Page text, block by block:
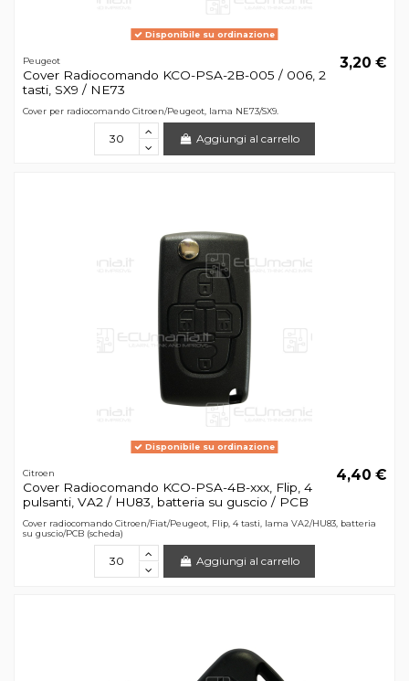
Disponibile su ordinazione
Peugeot
Cover Radiocomando KCO-PSA-2B-005 / 006, 2
tasti, SX9 / NE73
3,20 €
Cover per radiocomando Citroen/Peugeot, lama NE73/SX9.
Aggiungi al carrello
Disponibile su ordinazione
Citroen
Cover Radiocomando KCO-PSA-4B-xxx, Flip, 4
pulsanti, VA2 / HU83, batteria su guscio / PCB
4,40 €
Cover radiocomando Citroen/Fiat/Peugeot, Flip, 4 tasti, lama VA2/HU83, batteria
su guscio/PCB (scheda)
Aggiungi al carrello